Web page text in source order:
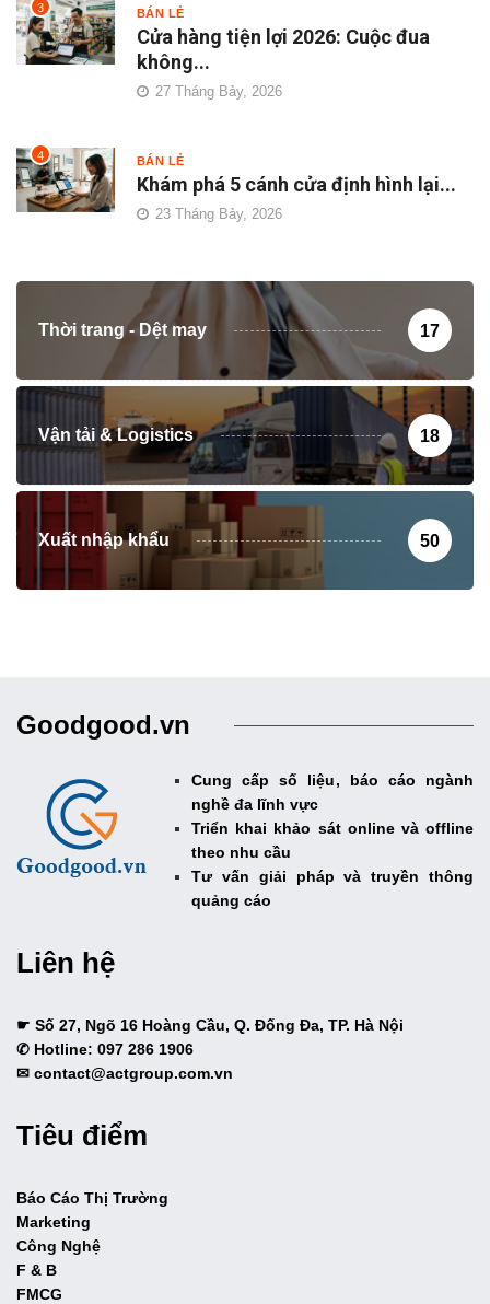
3 BÁN LẺ
Cửa hàng tiện lợi 2026: Cuộc đua
không...
27 Tháng Bảy, 2026
4 BÁN LẺ
Khám phá 5 cánh cửa định hình lại...
23 Tháng Bảy, 2026
Thời trang - Dệt may 17
Vận tải & Logistics 18
Xuất nhập khẩu 50
Goodgood.vn
Cung cấp số liệu, báo cáo ngành
nghề đa lĩnh vực
Triển khai khảo sát online và offline
theo nhu cầu
Tư vấn giải pháp và truyền thông
quảng cáo
Liên hệ
☛ Số 27, Ngõ 16 Hoàng Cầu, Q. Đống Đa, TP. Hà Nội
✆ Hotline: 097 286 1906
✉ contact@actgroup.com.vn
Tiêu điểm
Báo Cáo Thị Trường
Marketing
Công Nghệ
F & B
FMCG